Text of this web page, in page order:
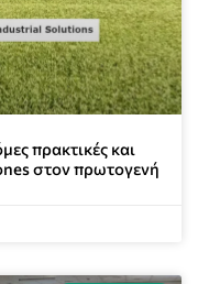
πρακτικές και
στον πρωτογενή